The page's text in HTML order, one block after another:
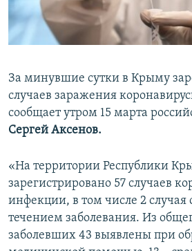
ПОБЕДИТЕЛЕЙ НЕ СУДЯТ?
КРЫМ.НЕПОКОРЕННЫЙ
УКРАИНСКАЯ ПРОБЛЕМА КРЫМА
ПРИСОЕДИНЯЙТЕСЬ!
Все сайты RFE/RL
За минувшие сутки в Крыму
случаев заражения
сообщает утром 15 марта
Сергей Аксенов.
«На территории Республики
зарегистрировано 57 случаев
инфекции, в том числе 2
течением заболевания. Из
заболевших 43 выявлены при